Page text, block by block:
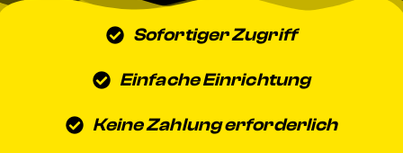
Sofortiger Zugriff
Einfache Einrichtung
Keine Zahlung erforderlich